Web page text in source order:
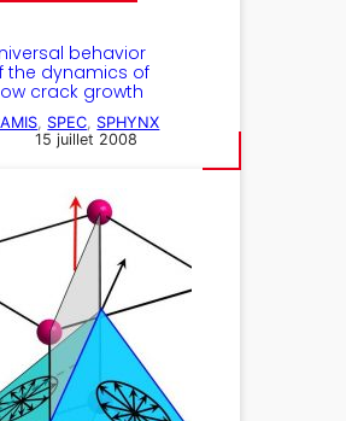
behavior
the dynamics of
crack growth
SPEC SPHYNX
15 juillet 2008